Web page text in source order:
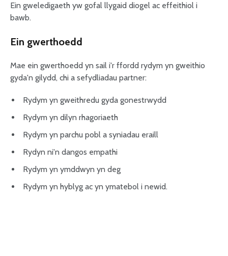
Ein gweledigaeth yw gofal llygaid diogel ac effeithiol i
bawb.
Ein gwerthoedd
Mae ein gwerthoedd yn sail i'r ffordd rydym yn gweithio
gyda'n gilydd, chi a sefydliadau partner:
Rydym yn gweithredu gyda gonestrwydd
Rydym yn dilyn rhagoriaeth
Rydym yn parchu pobl a syniadau eraill
Rydyn ni'n dangos empathi
Rydym yn ymddwyn yn deg
Rydym yn hyblyg ac yn ymatebol i newid.